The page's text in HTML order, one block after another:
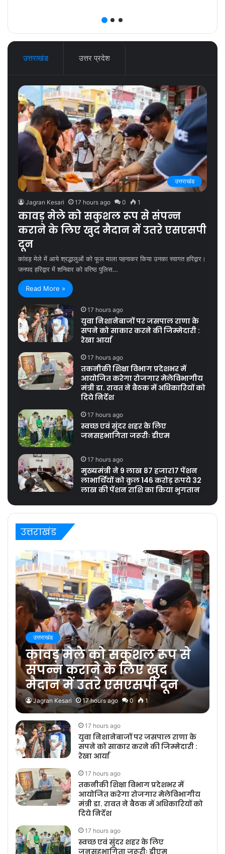
उत्तराखंड उत्तर प्रदेश
उत्तराखंड
Jagran Kesari 17 hours ago 0 1
कावड़ मेले को सकुशल रूप से संपन्न
कराने के लिए खुद मैदान में उतरे एसएसपी
दून
कांवड़ मेले में आये श्रद्धालुओं को फूल माला पहनाकर किया उनका स्वागत हरिद्वार।
जनपद हरिद्वार में शनिवार को वरिष्ठ पुलिस…
Read More »
17 hours ago
युवा निशानेबाजों पर जसपाल राणा के
सपने को साकार करने की जिम्मेदारी :
रेखा आर्या
17 hours ago
तकनीकी शिक्षा विभाग प्रदेशभर में
आयोजित करेगा रोजगार मेलेविभागीय
मंत्री डा. रावत ने बैठक में अधिकारियों को
दिये निर्देश
17 hours ago
स्वच्छ एवं सुंदर शहर के लिए
जनसहभागिता जरूरीः डीएम
17 hours ago
मुख्यमंत्री ने 9 लाख 87 हजार17 पेंशन
लाभार्थियों को कुल 146 करोड़ रुपये 32
लाख की पेंशन राशि का किया भुगतान
उत्तराखंड
उत्तराखंड
कावड़ मेले को सकुशल रूप से
संपन्न कराने के लिए खुद
मैदान में उतरे एसएसपी दून
Jagran Kesari 17 hours ago 0 1
17 hours ago
युवा निशानेबाजों पर जसपाल राणा के
सपने को साकार करने की जिम्मेदारी :
रेखा आर्या
17 hours ago
तकनीकी शिक्षा विभाग प्रदेशभर में
आयोजित करेगा रोजगार मेलेविभागीय
मंत्री डा. रावत ने बैठक में अधिकारियों को
दिये निर्देश
17 hours ago
स्वच्छ एवं सुंदर शहर के लिए
जनसहभागिता जरूरीः डीएम